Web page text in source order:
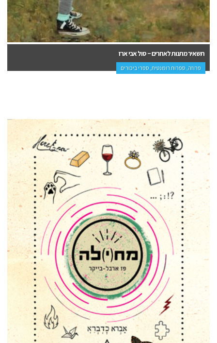
תשאיר מתנות לאחרים – סול אבי ארז
פרוזה, ספרות רומנטית, ספרי ביכורים